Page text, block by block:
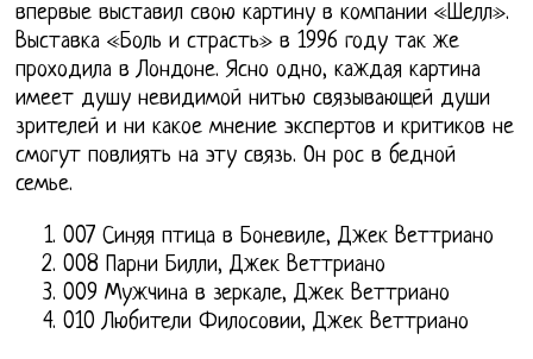
впервые выставил свою картину в компании «Шелл».
Выставка «Боль и страсть» в 1996 году так же
проходила в Лондоне. Ясно одно, каждая картина
имеет душу невидимой нитью связывающей души
зрителей и ни какое мнение экспертов и критиков не
смогут повлиять на эту связь. Он рос в бедной
семье.
007 Синяя птица в Боневиле, Джек Веттриано
008 Парни Билли, Джек Веттриано
009 Мужчина в зеркале, Джек Веттриано
010 Любители Филосовии, Джек Веттриано